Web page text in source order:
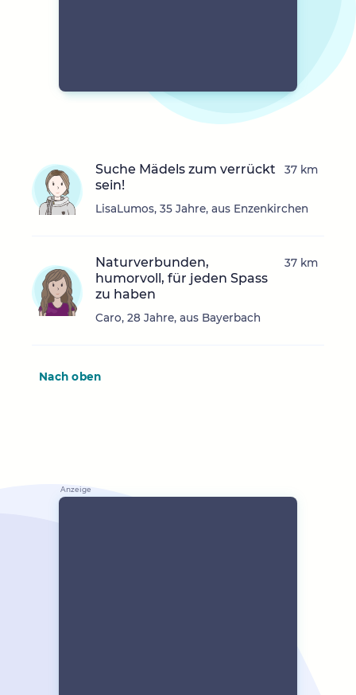
Suche Mädels zum verrückt
sein!
LisaLumos, 35 Jahre, aus Enzenkirchen
37 km
Naturverbunden,
humorvoll, für jeden Spass
zu haben
Caro, 28 Jahre, aus Bayerbach
37 km
Nach oben